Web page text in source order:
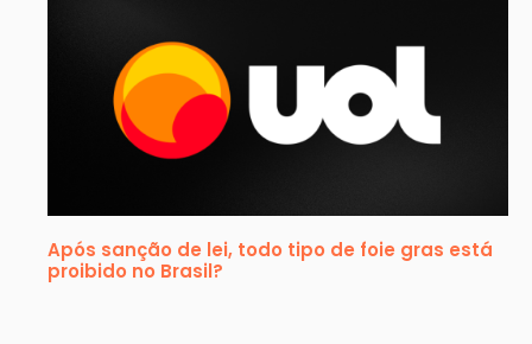
Após sanção de lei, todo tipo de foie gras está
proibido no Brasil?